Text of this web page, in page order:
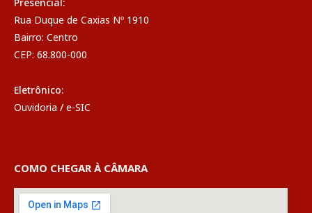
Presencial:
Rua Duque de Caxias Nº 1910
Bairro: Centro
CEP: 68.800-000
Eletrônico:
Ouvidoria / e-SIC
COMO CHEGAR À CÂMARA